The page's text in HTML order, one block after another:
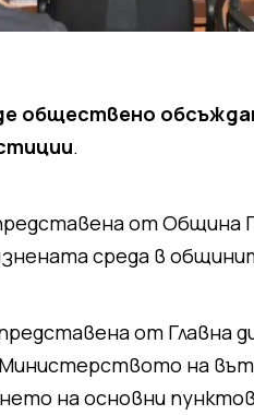
обществено
.
от Община
среда в
от Главна
Министерството на
на основни